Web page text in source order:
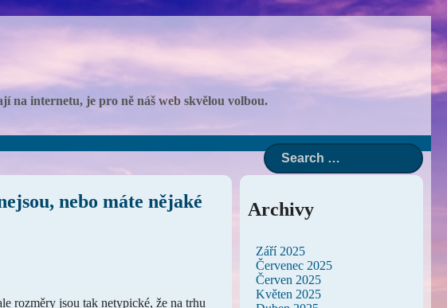
na internetu, je pro ně náš web skvělou volbou.
nebo máte nějaké
rozměry jsou tak netypické, že na trhu
Archivy
Září 2025
Červenec 2025
Červen 2025
Květen 2025